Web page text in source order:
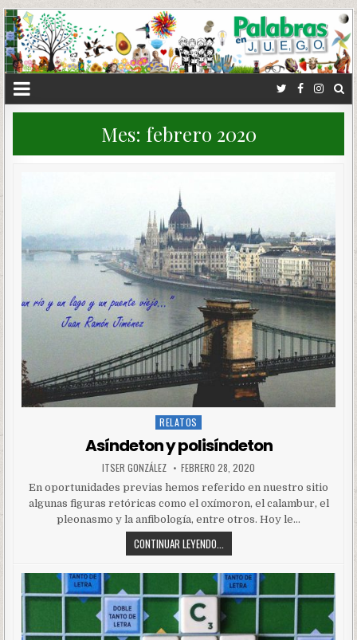
Mes: febrero 2020
Posted
RELATOS
Asíndeton y polisíndeton
ITSER GONZÁLEZ FEBRERO 28, 2020
En oportunidades previas hemos referido en nuestro sitio
algunas figuras retóricas como el oxímoron, el calambur, el
pleonasmo y la anfibología, entre otros. Hoy le…
CONTINUAR LEYENDO...